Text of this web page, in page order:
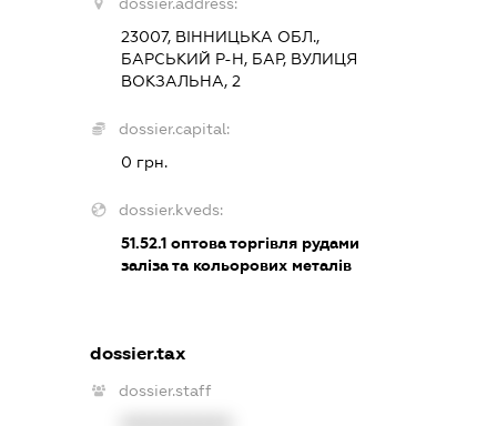
23007, ВІННИЦЬКА ОБЛ.,
БАРСЬКИЙ Р-Н, БАР, ВУЛИЦЯ
ВОКЗАЛЬНА, 2
dossier.capital:
0 грн.
dossier.kveds:
51.52.1 оптова торгівля рудами
заліза та кольорових металів
dossier.tax
dossier.staff